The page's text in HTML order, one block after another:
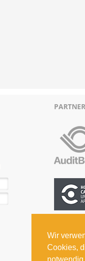
Wir
Cookies,
PARTNER